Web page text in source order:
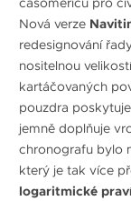
Nová verze
redesignování
nositelnou
kartáčovaných
pouzdra
jemně doplňuje
chronografu bylo
který je tak více
logaritmické